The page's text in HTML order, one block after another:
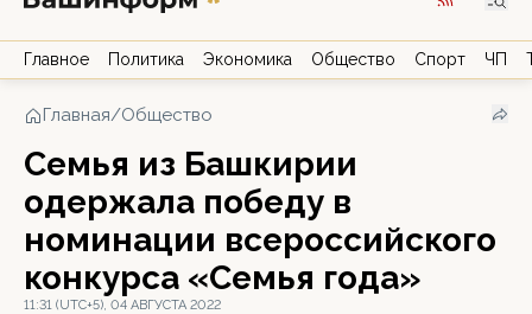
Главное Политика Экономика Общество Спорт ЧП
Главная/Общество
Семья из Башкирии
одержала победу в
номинации всероссийского
конкурса «Семья года»
11:31 (UTC+5), 04 АВГУСТА 2022